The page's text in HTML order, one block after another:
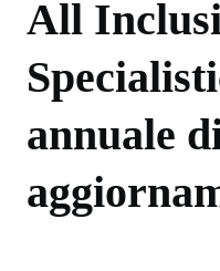
All
annuale